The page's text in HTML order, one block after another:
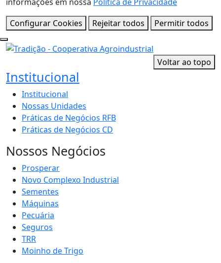
Configurar Cookies
Rejeitar todos Permitir todos
Voltar ao topo
Institucional
Institucional
Nossas Unidades
Práticas de Negócios RFB
Práticas de Negócios CD
Nossos Negócios
Prosperar
Novo Complexo Industrial
Sementes
Máquinas
Pecuária
Seguros
TRR
Moinho de Trigo